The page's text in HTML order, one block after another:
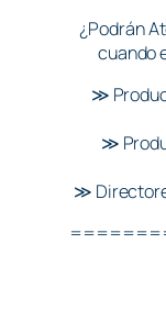
¿Podrán
cuando
≫
≫
≫